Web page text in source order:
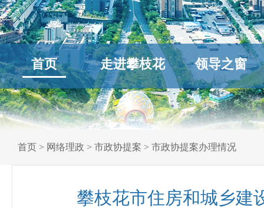
首页 走进攀枝花 领导之窗
首页 > 网络理政 > 市政协提案 > 市政协提案办理情况
攀枝花市住房和城乡建